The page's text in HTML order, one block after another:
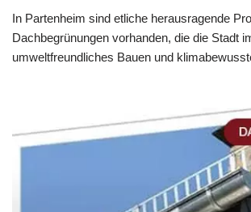
In Partenheim sind etliche herausragende
Dachbegrünungen vorhanden, die die Stadt
umweltfreundliches Bauen und